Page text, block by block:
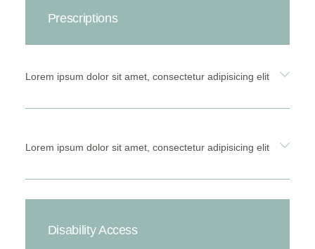
Prescriptions
Lorem ipsum dolor sit amet, consectetur adipisicing elit
Lorem ipsum dolor sit amet, consectetur adipisicing elit
Disability Access